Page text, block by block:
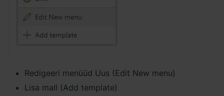
Redigeeri menüüd Uus (Edit New menu)
Lisa mall (Add template)